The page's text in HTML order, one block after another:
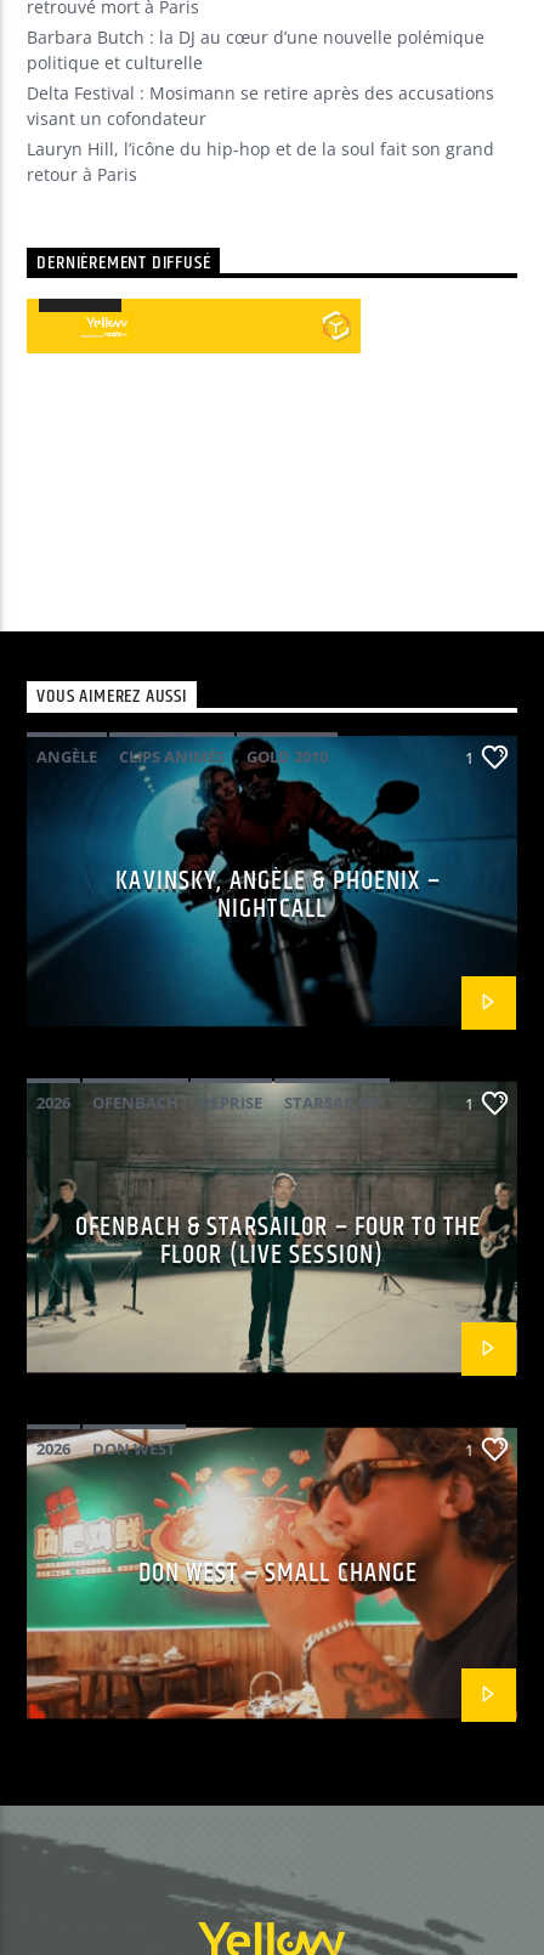
retrouvé mort à Paris
Barbara Butch : la DJ au cœur d’une nouvelle polémique
politique et culturelle
Delta Festival : Mosimann se retire après des accusations
visant un cofondateur
Lauryn Hill, l’icône du hip-hop et de la soul fait son grand
retour à Paris
DERNIÈREMENT DIFFUSÉ
Lecteur
audio
VOUS AIMEREZ AUSSI
ANGÈLE CLIPS ANIMÉS
GOLD 2010
PHOENIX POP ELECTRO
1
KAVINSKY, ANGÈLE & PHOENIX –
NIGHTCALL
2026 OFENBACH REPRISE STARSAILOR 1
OFENBACH & STARSAILOR – FOUR TO THE
FLOOR (LIVE SESSION)
2026
DON WEST
MAINSQUARE FESTIVAL 2026
POP
1
DON WEST – SMALL CHANGE